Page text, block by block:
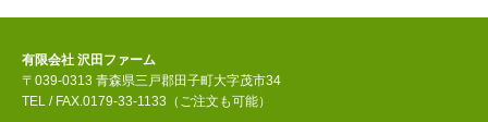
有限会社 沢田ファーム
〒039-0313 青森県三戸郡田子町大字茂市34
TEL / FAX.0179-33-1133（ご注文も可能）